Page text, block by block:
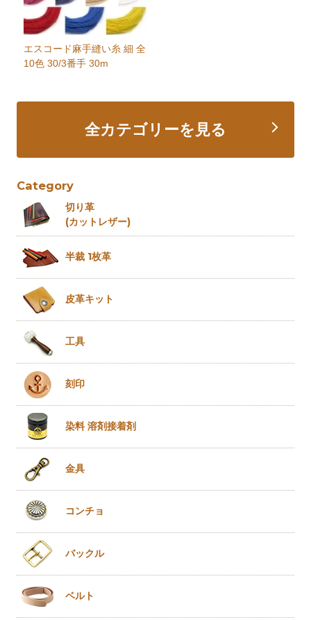
エスコード麻手縫い糸 細 全
10色 30/3番手 30m
全カテゴリーを見る
Category
切り革
(カットレザー)
半裁 1枚革
皮革キット
工具
刻印
染料 溶剤接着剤
金具
コンチョ
バックル
ベルト